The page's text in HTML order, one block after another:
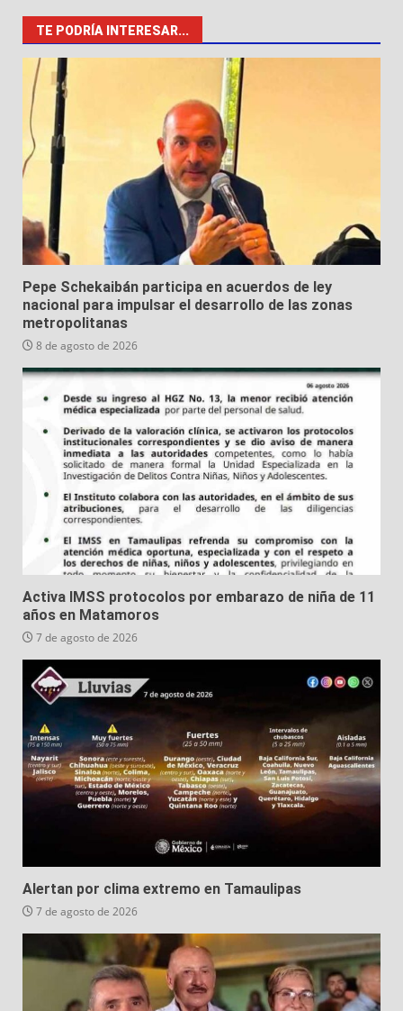
TE PODRÍA INTERESAR...
Pepe Schekaibán participa en acuerdos de ley
nacional para impulsar el desarrollo de las zonas
metropolitanas
8 de agosto de 2026
Activa IMSS protocolos por embarazo de niña de 11
años en Matamoros
7 de agosto de 2026
Alertan por clima extremo en Tamaulipas
7 de agosto de 2026